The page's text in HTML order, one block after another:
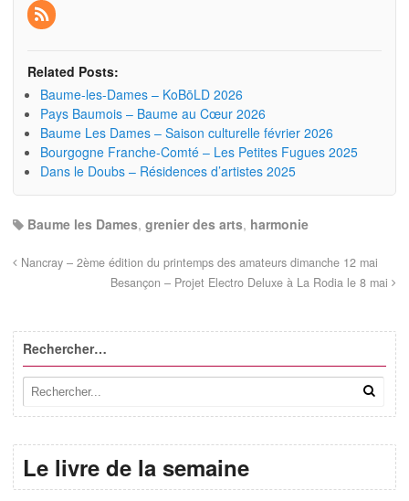
Related Posts:
Baume-les-Dames – KoBōLD 2026
Pays Baumois – Baume au Cœur 2026
Baume Les Dames – Saison culturelle février 2026
Bourgogne Franche-Comté – Les Petites Fugues 2025
Dans le Doubs – Résidences d’artistes 2025
Baume les Dames, grenier des arts, harmonie
Nancray – 2ème édition du printemps des amateurs dimanche 12 mai
Besançon – Projet Electro Deluxe à La Rodia le 8 mai
Rechercher…
Le livre de la semaine